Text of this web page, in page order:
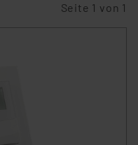
Seite 1 von 1